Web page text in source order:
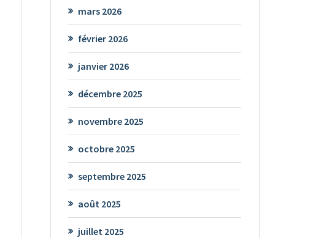
mars 2026
février 2026
janvier 2026
décembre 2025
novembre 2025
octobre 2025
septembre 2025
août 2025
juillet 2025